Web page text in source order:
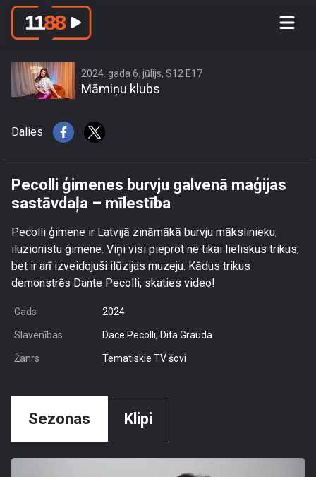
Pecolli ģimenes burvju galvenā
2024. gada 6. jūlijs, S12 E17
Māmiņu klubs
Dalies
Pecolli ģimenes burvju galvenā maģijas
sastāvdaļa – mīlestība
Pecolli ģimene ir Latvijā zināmākā burvju mākslinieku,
iluzionistu ģimene. Viņi visi pieprot ne tikai lieliskus trikus,
bet ir arī izveidojuši ilūzijas muzeju. Kādus trikus
demonstrēs Dante Pecolli, skaties video!
Gads 2024
Slavenības Dace Pecolli, Dita Grauda
Žanrs Tematiskie TV šovi
Sezonas Klipi